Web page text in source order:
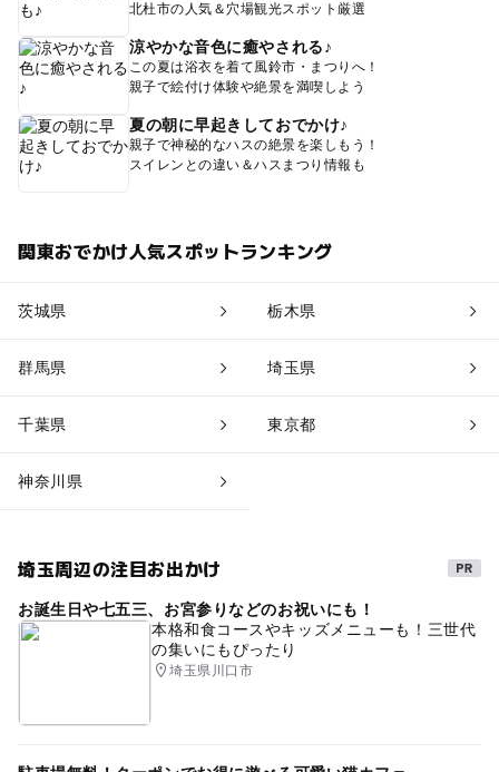
北杜市の人気＆穴場観光スポット厳選
涼やかな音色に癒やされる♪
この夏は浴衣を着て風鈴市・まつりへ！
親子で絵付け体験や絶景を満喫しよう
夏の朝に早起きしておでかけ♪
親子で神秘的なハスの絶景を楽しもう！
スイレンとの違い＆ハスまつり情報も
関東おでかけ人気スポットランキング
茨城県 栃木県
群馬県 埼玉県
千葉県 東京都
神奈川県
埼玉周辺の注目お出かけ
お誕生日や七五三、お宮参りなどのお祝いにも！
本格和食コースやキッズメニューも！三世代
の集いにもぴったり
埼玉県川口市